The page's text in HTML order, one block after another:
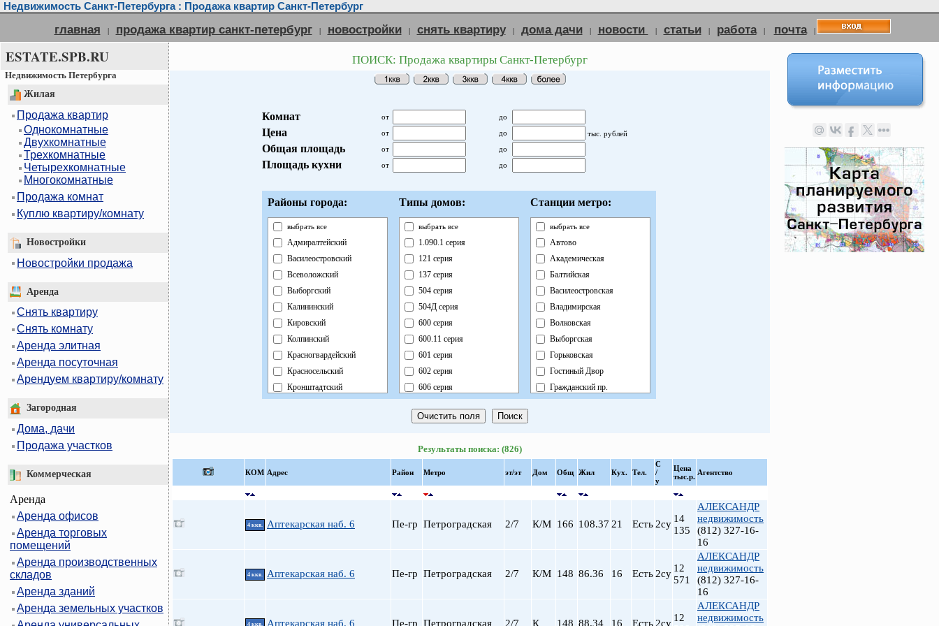
Недвижимость Санкт-Петербурга : Продажа квартир Санкт-Петербург
главная | продажа квартир санкт-петербург | новостройки | снять квартиру | дома дачи | новости | статьи | работа | почта |
ESTATE.SPB.RU
Недвижимость Петербурга
Жилая
Продажа квартир
Однокомнатные
Двухкомнатные
Трехкомнатные
Четырехкомнатные
Многокомнатные
Продажа комнат
Куплю квартиру/комнату
Новостройки
Новостройки продажа
Аренда
Снять квартиру
Снять комнату
Аренда элитная
Аренда посуточная
Арендуем квартиру/комнату
Загородная
Дома, дачи
Продажа участков
Коммерческая
Аренда
Аренда офисов
Аренда торговых
помещений
Аренда производственных
складов
Аренда зданий
Аренда земельных участков
ПОИСК: Продажа квартиры Санкт-Петербург
Комнат от до
Цена от до тыс. рублей
Общая площадь от до
Площадь кухни от до
Районы города:
выбрать все
Адмиралтейский
Василеостровский
Всеволожский
Выборгский
Калининский
Кировский
Колпинский
Красногвардейский
Красносельский
Кронштадтский
Петроградский
Пушкинский
Типы домов:
выбрать все
1.090.1 серия
121 серия
137 серия
504 серия
504Д серия
600 серия
600.11 серия
601 серия
602 серия
606 серия
Брежневка
Индивидуальный
Кирпично-Монолитный
Кирпичный
Монолит
Панельный
Станции метро:
выбрать все
Автово
Академическая
Балтийская
Василеостровская
Владимирская
Волковская
Выборгская
Горьковская
Гостиный Двор
Гражданский пр.
Звенигородская
Кировский завод
Лесная
Результаты поиска: (826)
КOМ Адрес Район Метро эт/эт Дом Общ Жил Кух. Тел.
С
/
у
Цена
тыс.р. Агентство
4 ккв. Аптекарская наб. 6 Пе-гр Петроградская 2/7 К/М 166 108.37 21 Есть 2су 14
135
АЛЕКСАНДР
недвижимость
(812) 327-16-
16
4 ккв. Аптекарская наб. 6 Пе-гр Петроградская 2/7 К/М 148 86.36 16 Есть 2су 12
571
АЛЕКСАНДР
недвижимость
(812) 327-16-
16
4 ккв. Аптекарская наб. 6 Пе-гр Петроградская 2/7 К 148 88.34 16 Есть 2су 12
АЛЕКСАНДР
недвижимость